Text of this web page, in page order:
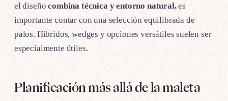
el diseñocombina técnica y entorno natural,es
importante contar con una selección equilibrada de
palos. Híbridos, wedges y opciones versátiles suelen ser
especialmente útiles.
Planificación más allá de la maleta